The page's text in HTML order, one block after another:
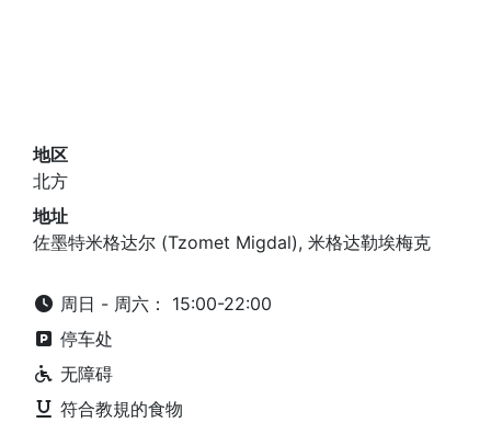
地区
北方
地址
佐墨特米格达尔 (Tzomet Migdal), 米格达勒埃梅克
周日 - 周六： 15:00-22:00
停车处
无障碍
符合教規的食物